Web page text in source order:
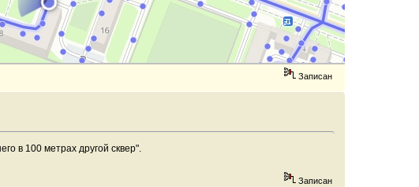
Записан
в 100 метрах другой сквер".
Записан